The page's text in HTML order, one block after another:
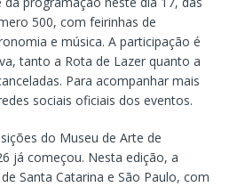
500, com feirinhas de
e música. A participação é
tanto a Rota de Lazer quanto a
Para acompanhar mais
sociais oficiais dos eventos.
do Museu de Arte de
já começou. Nesta edição, a
Santa Catarina e São Paulo, com